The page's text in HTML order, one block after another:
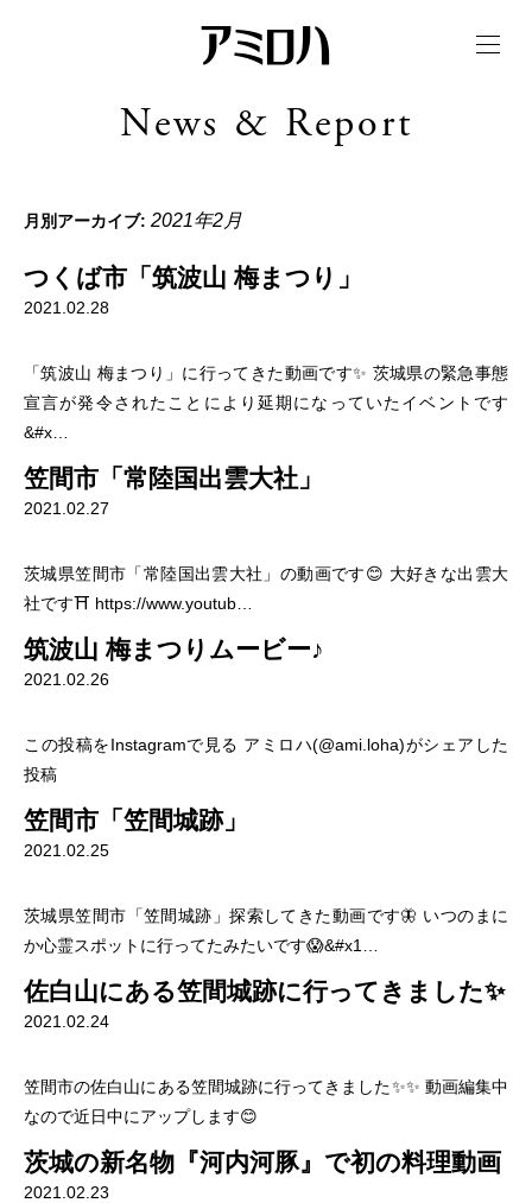
t
News & Report
月別アーカイブ: 2021年2月
つくば市「筑波山 梅まつり」
2021.02.28
「筑波山 梅まつり」に行ってきた動画です✨ 茨城県の緊急事態
宣言が発令されたことにより延期になっていたイベントです
&#x…
笠間市「常陸国出雲大社」
2021.02.27
茨城県笠間市「常陸国出雲大社」の動画です😊 大好きな出雲大
社です⛩ https://www.youtub…
筑波山 梅まつりムービー♪
2021.02.26
この投稿をInstagramで見る アミロハ(@ami.loha)がシェアした
投稿
笠間市「笠間城跡」
2021.02.25
茨城県笠間市「笠間城跡」探索してきた動画です🦋 いつのまに
か心霊スポットに行ってたみたいです😱&#x1…
佐白山にある笠間城跡に行ってきました✨
2021.02.24
笠間市の佐白山にある笠間城跡に行ってきました✨✨ 動画編集中
なので近日中にアップします😊
茨城の新名物『河内河豚』で初の料理動画
2021.02.23